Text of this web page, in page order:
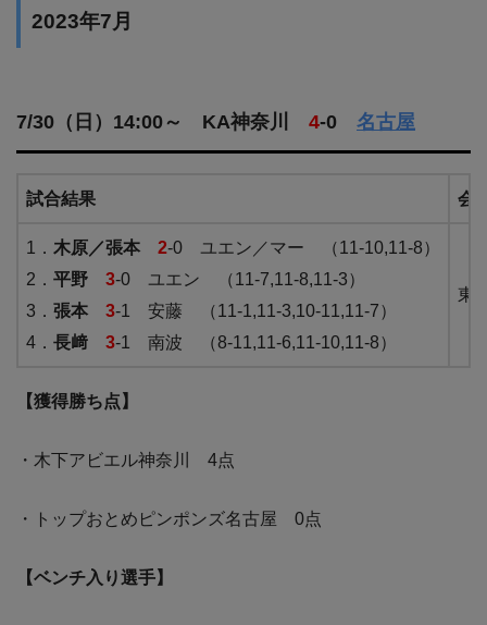
2023年7月
7/30（日）14:00～ KA神奈川 4-0 名古屋
試合結果 会
1． 木原／張本 2-0 ユエン／マー （11-10,11-8）
2． 平野 3-0 ユエン （11-7,11-8,11-3）
3． 張本 3-1 安藤 （11-1,11-3,10-11,11-7）
4． 長﨑 3-1 南波 （8-11,11-6,11-10,11-8）
東
【獲得勝ち点】
・木下アビエル神奈川 4点
・トップおとめピンポンズ名古屋 0点
【ベンチ入り選手】